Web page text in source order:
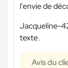
l'envie de
Jacqueline-
texte.
Avis du